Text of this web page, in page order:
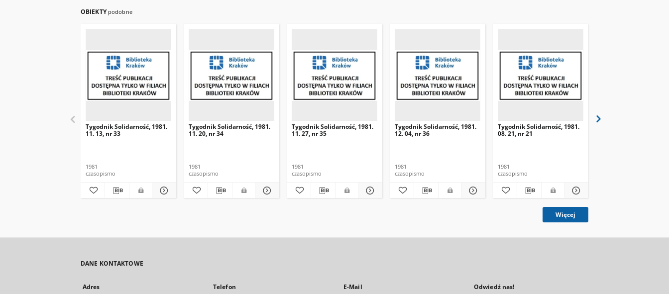
OBIEKTY podobne
Tygodnik Solidarność, 1981.
11. 13, nr 33
1981
czasopismo
Tygodnik Solidarność, 1981.
11. 20, nr 34
1981
czasopismo
Tygodnik Solidarność, 1981.
11. 27, nr 35
1981
czasopismo
Tygodnik Solidarność, 1981.
12. 04, nr 36
1981
czasopismo
Tygodnik Solidarność, 1981.
08. 21, nr 21
1981
czasopismo
Więcej
DANE KONTAKTOWE
Adres Telefon E-Mail Odwiedź nas!